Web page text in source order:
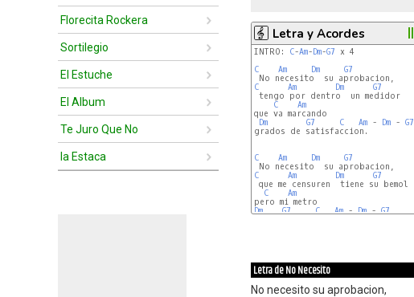
Florecita Rockera
Sortilegio
El Estuche
El Album
Te Juro Que No
la Estaca
Letra y Acordes
INTRO: C-Am-Dm-G7 x 4
C
Am Dm
G7
C
Am Dm
G7
tengo por dentro  un medidor
C
Am
que va marcando
Dm
G7 C Am - Dm - G7
grados de satisfaccion.
C Am Dm
G7
C
Am Dm
G7
que me censuren  tiene su bemol
C
Am
Dm
G7 C Am - Dm - G7
Letra de No Necesito
No necesito su aprobacion,